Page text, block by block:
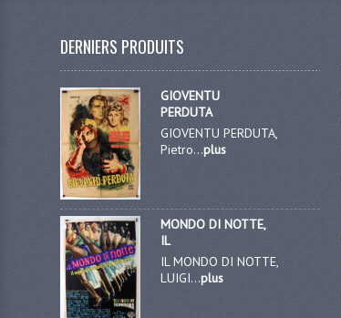
DERNIERS PRODUITS
GIOVENTU
PERDUTA
GIOVENTU PERDUTA,
Pietro...plus
MONDO DI NOTTE,
IL
IL MONDO DI NOTTE,
LUIGI...plus